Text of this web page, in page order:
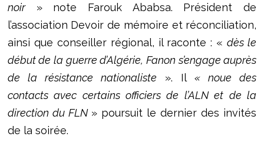
noir» note Farouk Ababsa. Président de
l’association Devoir de mémoire et réconciliation,
ainsi que conseiller régional, il raconte : «dès le
début de la guerre d’Algérie, Fanon s’engage auprès
de la résistance nationaliste ». Il« noue des
contacts avec certains officiers de l’ALN et de la
direction du FLN » poursuit le dernier des invités
de la soirée.